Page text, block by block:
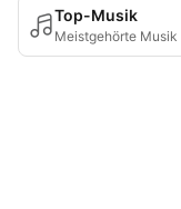
Top-Musik
Meistgehörte Musik